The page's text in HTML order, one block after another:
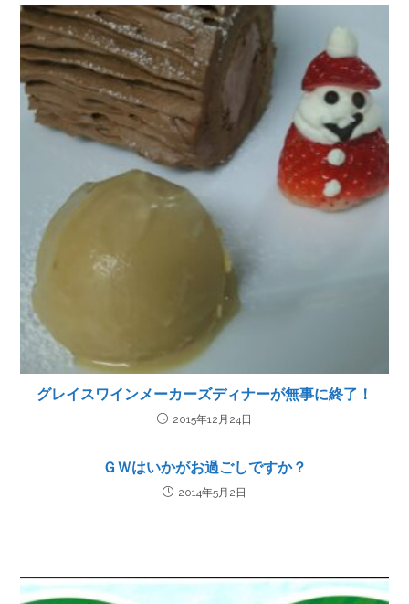
グレイスワインメーカーズディナーが無事に終了！
2015年12月24日
ＧＷはいかがお過ごしですか？
2014年5月2日